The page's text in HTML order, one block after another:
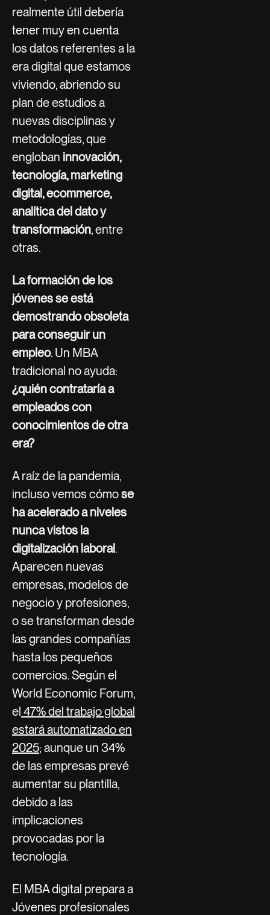
realmente útil debería
tener muy en cuenta
los datos referentes a la
era digital que estamos
viviendo, abriendo su
plan de estudios a
nuevas disciplinas y
metodologías, que
engloban innovación,
tecnología, marketing
digital, ecommerce,
analítica del dato y
transformación, entre
otras.
La formación de los
jóvenes se está
demostrando obsoleta
para conseguir un
empleo. Un MBA
tradicional no ayuda:
¿quién contrataría a
empleados con
conocimientos de otra
era?
A raíz de la pandemia,
incluso vemos cómose
ha acelerado a niveles
nunca vistos la
digitalización laboral.
Aparecen nuevas
empresas, modelos de
negocio y profesiones,
o se transforman desde
las grandes compañías
hasta los pequeños
comercios. Según el
World Economic Forum,
el 47% del trabajo global
estará automatizado en
2025; aunque un 34%
de las empresas prevé
aumentar su plantilla,
debido a las
implicaciones
provocadas por la
tecnología.
El MBA digital prepara a
Jóvenes profesionales